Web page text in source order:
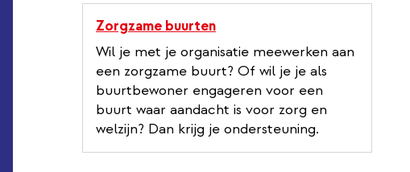
Zorgzame buurten
Wil je met je organisatie meewerken aan
een zorgzame buurt? Of wil je je als
buurtbewoner engageren voor een
buurt waar aandacht is voor zorg en
welzijn? Dan krijg je ondersteuning.